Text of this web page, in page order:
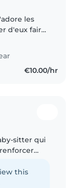
les
d'eux faire
€10.00/hr
sitter qui
J'ai déjà
deux
this